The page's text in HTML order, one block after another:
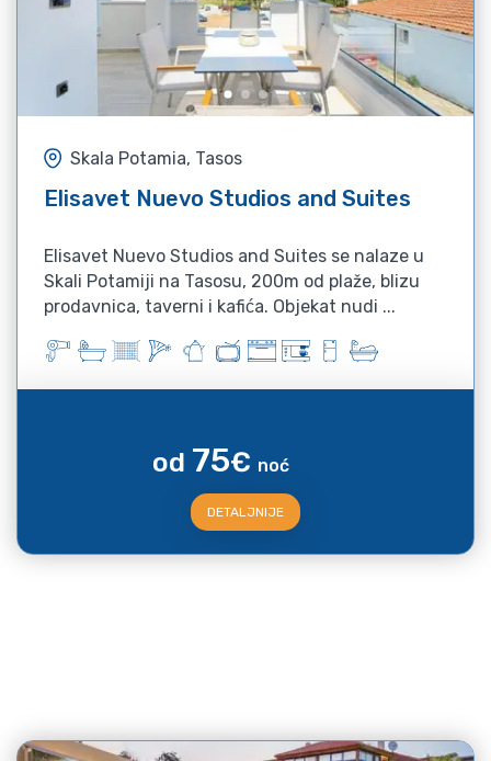
Skala Potamia, Tasos
Elisavet Nuevo Studios and Suites
Elisavet Nuevo Studios and Suites se nalaze u
Skali Potamiji na Tasosu, 200m od plaže, blizu
prodavnica, taverni i kafića. Objekat nudi ...
od 75€ noć
DETALJNIJE